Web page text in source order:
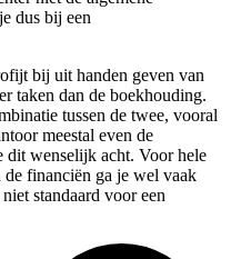
dus bij een
bij uit handen geven van
taken dan de boekhouding.
tussen de twee, vooral
meestal even de
dit wenselijk acht. Voor hele
de financiën ga je wel vaak
standaard voor een